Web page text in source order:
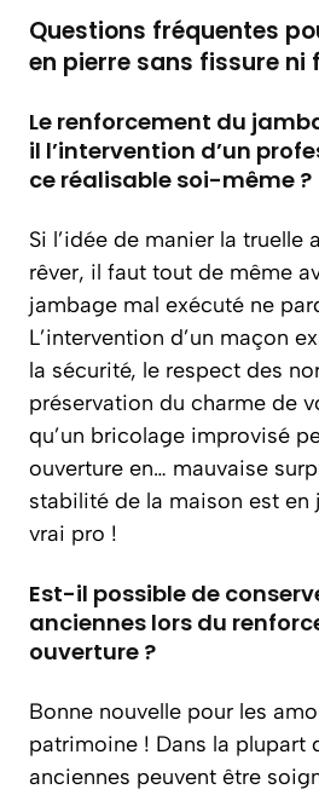
Questions fréquentes
en pierre sans fissure ni
Le renforcement du
il l’intervention d’un
ce réalisable soi-même ?
Si l’idée de manier la truelle
rêver, il faut tout de même
jambage mal exécuté ne
L’intervention d’un maçon
la sécurité, le respect des
préservation du charme de
qu’un bricolage improvisé
ouverture en… mauvaise
stabilité de la maison est en
vrai pro !
Est-il possible de
anciennes lors du
ouverture ?
Bonne nouvelle pour les
patrimoine ! Dans la plupart
anciennes peuvent être